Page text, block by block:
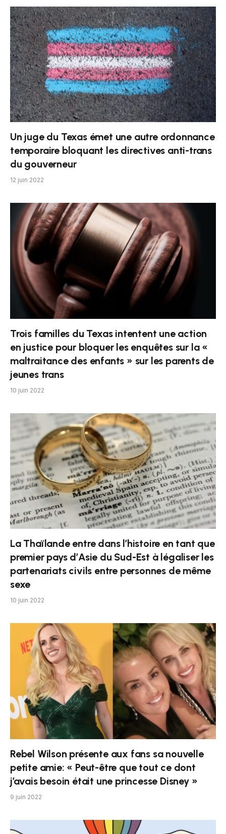
Un juge du Texas émet une autre ordonnance
temporaire bloquant les directives anti-trans
du gouverneur
12 juin 2022
Trois familles du Texas intentent une action
en justice pour bloquer les enquêtes sur la «
maltraitance des enfants » sur les parents de
jeunes trans
10 juin 2022
La Thaïlande entre dans l’histoire en tant que
premier pays d’Asie du Sud-Est à légaliser les
partenariats civils entre personnes de même
sexe
10 juin 2022
Rebel Wilson présente aux fans sa nouvelle
petite amie: « Peut-être que tout ce dont
j’avais besoin était une princesse Disney »
9 juin 2022